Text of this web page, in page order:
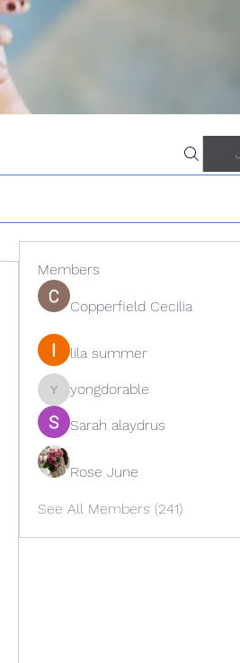
Members
Copperfield Cecilia
lila summer
yongdorable
yongdorable
Sarah alaydrus
Rose June
See All Members (241)